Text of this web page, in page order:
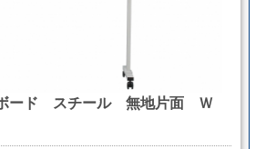
ボード スチール 無地片面 Ｗ